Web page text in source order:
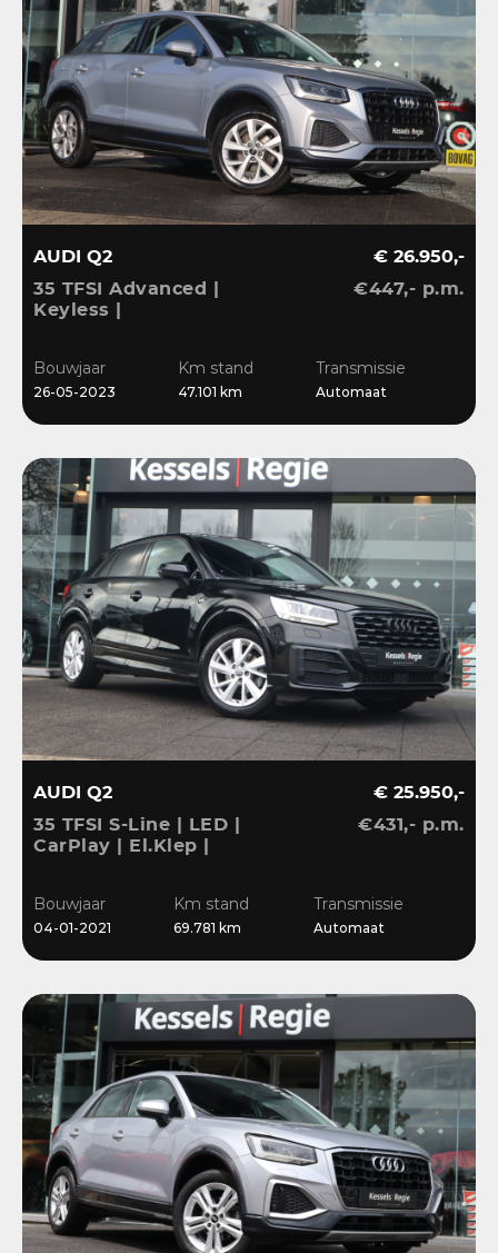
AUDI Q2
35 TFSI Advanced |
Keyless |
Navi | Sensoren | 17”
€ 26.950,-
€447,- p.m.
Bouwjaar
26-05-2023
Km stand
47.101 km
Transmissie
Automaat
AUDI Q2
35 TFSI S-Line | LED |
CarPlay | El.Klep |
€ 25.950,-
€431,- p.m.
Bouwjaar
04-01-2021
Km stand
69.781 km
Transmissie
Automaat